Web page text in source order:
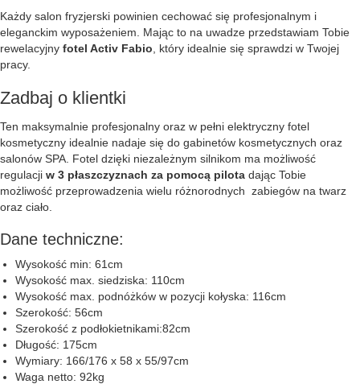
Każdy salon fryzjerski powinien cechować się profesjonalnym i
eleganckim wyposażeniem. Mając to na uwadze przedstawiam Tobie
rewelacyjny fotel Activ Fabio , który idealnie się sprawdzi w Twojej
pracy.
Zadbaj o klientki
Ten maksymalnie profesjonalny oraz w pełni elektryczny fotel
kosmetyczny idealnie nadaje się do gabinetów kosmetycznych oraz
salonów SPA. Fotel dzięki niezależnym silnikom ma możliwość
regulacji w 3 płaszczyznach za pomocą pilota dając Tobie
możliwość przeprowadzenia wielu różnorodnych zabiegów na twarz
oraz ciało.
Dane techniczne:
Wysokość min: 61cm
Wysokość max. siedziska: 110cm
Wysokość max. podnóżków w pozycji kołyska: 116cm
Szerokość: 56cm
Szerokość z podłokietnikami:82cm
Długość: 175cm
Wymiary: 166/176 x 58 x 55/97cm
Waga netto: 92kg